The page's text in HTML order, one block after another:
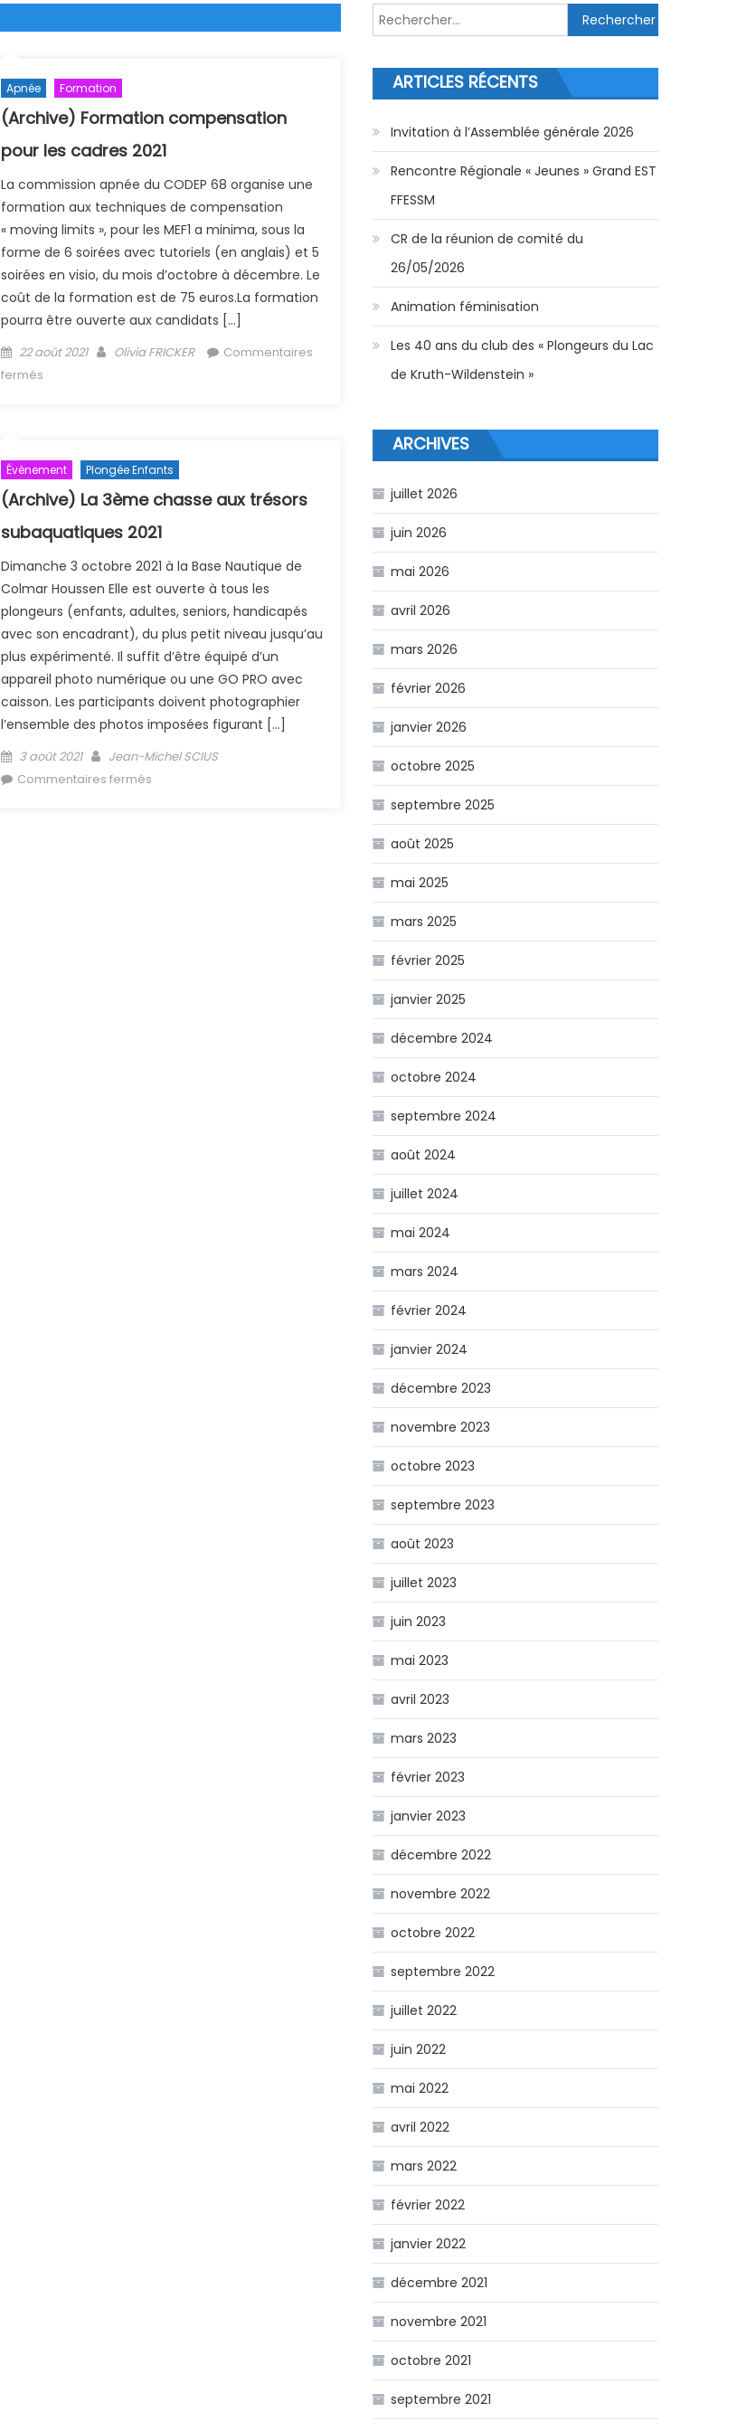
Apnée Formation
(Archive) Formation compensation
pour les cadres 2021
La commission apnée du CODEP 68 organise une
formation aux techniques de compensation
« moving limits », pour les MEF1 a minima, sous la
forme de 6 soirées avec tutoriels (en anglais) et 5
soirées en visio, du mois d’octobre à décembre. Le
coût de la formation est de 75 euros.La formation
pourra être ouverte aux candidats […]
Posted on
22 août 2021 Author
Olivia FRICKER
Commentaires
fermés
Évènement Plongée Enfants
(Archive) La 3ème chasse aux trésors
subaquatiques 2021
Dimanche 3 octobre 2021 à la Base Nautique de
Colmar Houssen Elle est ouverte à tous les
plongeurs (enfants, adultes, seniors, handicapés
avec son encadrant), du plus petit niveau jusqu’au
plus expérimenté. Il suffit d’être équipé d’un
appareil photo numérique ou une GO PRO avec
caisson. Les participants doivent photographier
l’ensemble des photos imposées figurant […]
Posted on
3 août 2021 Author
Jean-Michel SCIUS
Commentaires fermés
Rechercher :
ARTICLES RÉCENTS
Invitation à l’Assemblée générale 2026
Rencontre Régionale « Jeunes » Grand EST
FFESSM
CR de la réunion de comité du
26/05/2026
Animation féminisation
Les 40 ans du club des « Plongeurs du Lac
de Kruth-Wildenstein »
ARCHIVES
juillet 2026
juin 2026
mai 2026
avril 2026
mars 2026
février 2026
janvier 2026
octobre 2025
septembre 2025
août 2025
mai 2025
mars 2025
février 2025
janvier 2025
décembre 2024
octobre 2024
septembre 2024
août 2024
juillet 2024
mai 2024
mars 2024
février 2024
janvier 2024
décembre 2023
novembre 2023
octobre 2023
septembre 2023
août 2023
juillet 2023
juin 2023
mai 2023
avril 2023
mars 2023
février 2023
janvier 2023
décembre 2022
novembre 2022
octobre 2022
septembre 2022
juillet 2022
juin 2022
mai 2022
avril 2022
mars 2022
février 2022
janvier 2022
décembre 2021
novembre 2021
octobre 2021
septembre 2021